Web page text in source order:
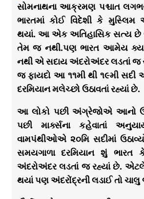
સોમનાથના આક્રમણ પશ્ચાત
ભારતમાં કોઈ વિદેશી કે મુસ્લિમ
થયાં. આ એક અતિહાસિક સત્ય છે
તેમ જ નથી.પણ ભારત આમેય
નથી એ સદાય અંદરોઅંદર લડતાં
જ ફાયદો આ ૧૧મી થી ૧૯મી
દરમિયાન મલેચ્છો ઉઠાવતાં રહ્યાં છે.
આ લોકો પછી અંગ્રેજોએ આનો
પછી માર્ક્સના કહેવાતાં
વામપંથીઓએ ૨૦મિ સદીમાં
સમયગાળા દરમિયાન શું
અંદરોઅંદર લડતાં જ રહ્યાં છે.
થયાં પણ અંદરોંદ્રની લડાઈ તો ચાલુ